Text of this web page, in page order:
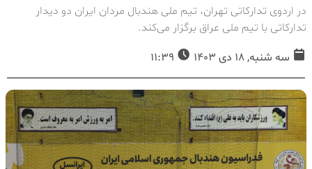
در اردوی تدارکاتی تهران، تیم ملی هندبال مردان ایران دو دیدار
تدارکاتی با تیم ملی عراق برگزار می‌کند.
سه شنبه, 18 دی 1403